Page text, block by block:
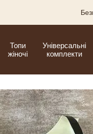
Топи
жіночі
Універсальні
комплекти